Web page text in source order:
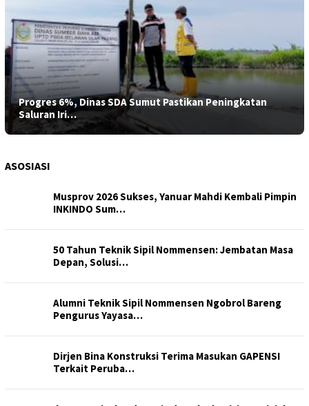
Progres 6%, Dinas SDA Sumut Pastikan Peningkatan
Saluran Iri…
ASOSIASI
Musprov 2026 Sukses, Yanuar Mahdi Kembali Pimpin
INKINDO Sum…
50 Tahun Teknik Sipil Nommensen: Jembatan Masa
Depan, Solusi…
Alumni Teknik Sipil Nommensen Ngobrol Bareng
Pengurus Yayasa…
Dirjen Bina Konstruksi Terima Masukan GAPENSI
Terkait Peruba…